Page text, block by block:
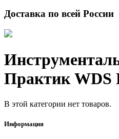
Доставка по всей России
Практик WDS
В этой категории нет товаров.
Информация